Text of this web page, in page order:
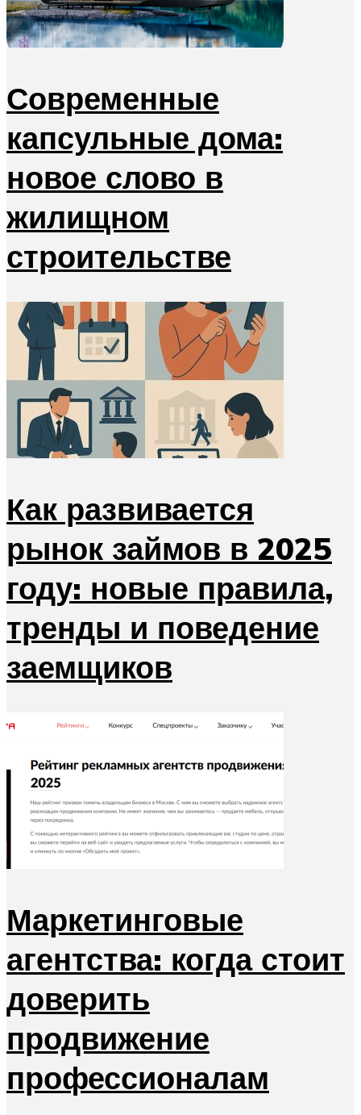
Современные
капсульные дома:
новое слово в
жилищном
строительстве
Как развивается
рынок займов в 2025
году: новые правила,
тренды и поведение
заемщиков
Маркетинговые
агентства: когда стоит
доверить
продвижение
профессионалам